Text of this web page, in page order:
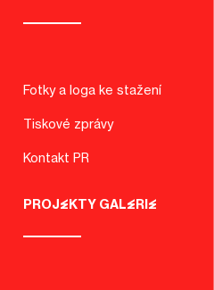
Fotky a loga ke stažení
Tiskové zprávy
Kontakt PR
PROJEKTY GALERIE